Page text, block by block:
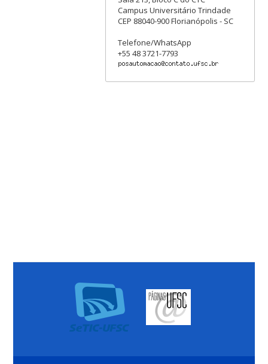
Campus Universitário Trindade
CEP 88040-900 Florianópolis - SC
Telefone/WhatsApp
+55 48 3721-7793